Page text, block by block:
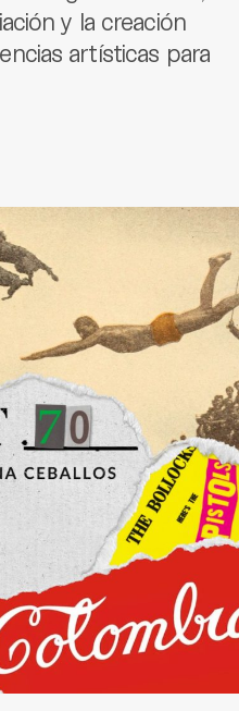
y la creación
artísticas para